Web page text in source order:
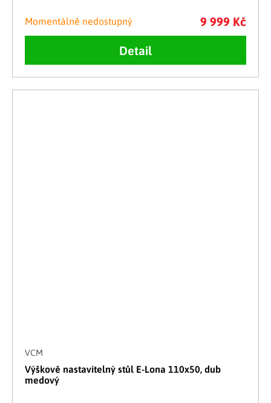
Momentálně nedostupný 9 999 Kč
Detail
VCM
Výškově nastavitelný stůl E-Lona 110x50, dub
medový